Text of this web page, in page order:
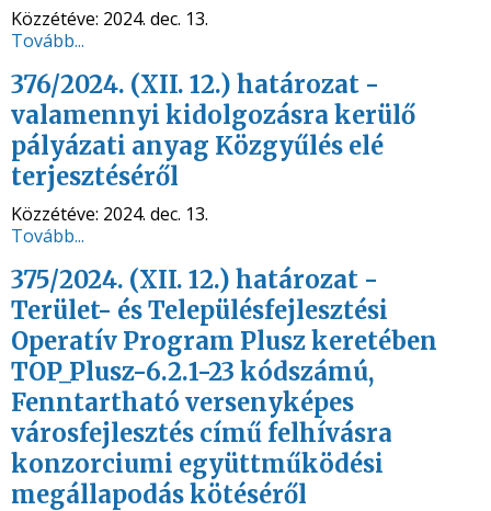
Közzétéve: 2024. dec. 13.
Tovább...
376/2024. (XII. 12.) határozat -
valamennyi kidolgozásra kerülő
pályázati anyag Közgyűlés elé
terjesztéséről
Közzétéve: 2024. dec. 13.
Tovább...
375/2024. (XII. 12.) határozat -
Terület- és Településfejlesztési
Operatív Program Plusz keretében
TOP_Plusz-6.2.1-23 kódszámú,
Fenntartható versenyképes
városfejlesztés című felhívásra
konzorciumi együttműködési
megállapodás kötéséről